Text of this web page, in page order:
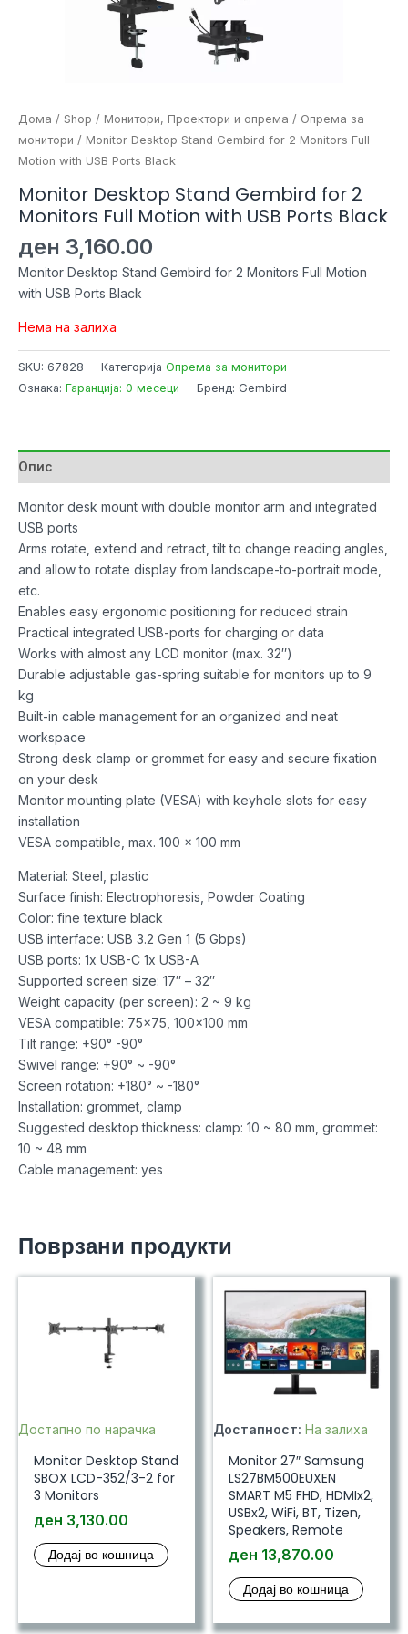
Дома / Shop / Монитори, Проектори и опрема / Опрема за
монитори / Monitor Desktop Stand Gembird for 2 Monitors Full
Motion with USB Ports Black
Monitor Desktop Stand Gembird for 2
Monitors Full Motion with USB Ports Black
ден 3,160.00
Monitor Desktop Stand Gembird for 2 Monitors Full Motion
with USB Ports Black
Нема на залиха
SKU: 67828 Категорија Опрема за монитори
Ознака: Гаранција: 0 месеци Бренд: Gembird
Опис
Monitor desk mount with double monitor arm and integrated
USB ports
Arms rotate, extend and retract, tilt to change reading angles,
and allow to rotate display from landscape-to-portrait mode,
etc.
Enables easy ergonomic positioning for reduced strain
Practical integrated USB-ports for charging or data
Works with almost any LCD monitor (max. 32″)
Durable adjustable gas-spring suitable for monitors up to 9
kg
Built-in cable management for an organized and neat
workspace
Strong desk clamp or grommet for easy and secure fixation
on your desk
Monitor mounting plate (VESA) with keyhole slots for easy
installation
VESA compatible, max. 100 x 100 mm
Material: Steel, plastic
Surface finish: Electrophoresis, Powder Coating
Color: fine texture black
USB interface: USB 3.2 Gen 1 (5 Gbps)
USB ports: 1x USB-C 1x USB-A
Supported screen size: 17″ – 32″
Weight capacity (per screen): 2 ~ 9 kg
VESA compatible: 75×75, 100×100 mm
Tilt range: +90° -90°
Swivel range: +90° ~ -90°
Screen rotation: +180° ~ -180°
Installation: grommet, clamp
Suggested desktop thickness: clamp: 10 ~ 80 mm, grommet:
10 ~ 48 mm
Cable management: yes
Поврзани продукти
Достапно по нарачка
Monitor Desktop Stand
SBOX LCD-352/3-2 for
3 Monitors
ден 3,130.00
Додај во кошница
Достапност: На залиха
Monitor 27″ Samsung
LS27BM500EUXEN
SMART M5 FHD, HDMIx2,
USBx2, WiFi, BT, Tizen,
Speakers, Remote
ден 13,870.00
Додај во кошница